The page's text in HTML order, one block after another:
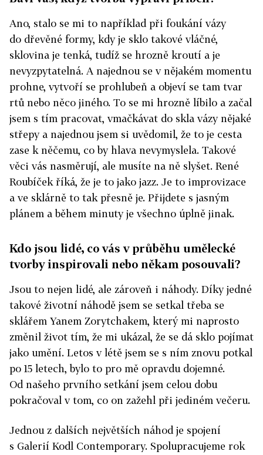
Ano, stalo se mi to například při foukání vázy
do dřevěné formy, kdy je sklo takové vláčné,
sklovina je tenká, tudíž se hrozně kroutí a je
nevyzpytatelná. A najednou se v nějakém momentu
prohne, vytvoří se prohlubeň a objeví se tam tvar
rtů nebo něco jiného. To se mi hrozně líbilo a začal
jsem s tím pracovat, vmačkávat do skla vázy nějaké
střepy a najednou jsem si uvědomil, že to je cesta
zase k něčemu, co by hlava nevymyslela. Takové
věci vás nasměrují, ale musíte na ně slyšet. René
Roubíček říká, že je to jako jazz. Je to improvizace
a ve sklárně to tak přesně je. Přijdete s jasným
plánem a během minuty je všechno úplně jinak.
Kdo jsou lidé, co vás v průběhu umělecké
tvorby inspirovali nebo někam posouvali?
Jsou to nejen lidé, ale zároveň i náhody. Díky jedné
takové životní náhodě jsem se setkal třeba se
sklářem Yanem Zorytchakem, který mi naprosto
změnil život tím, že mi ukázal, že se dá sklo pojímat
jako umění. Letos v létě jsem se s ním znovu potkal
po 15 letech, bylo to pro mě opravdu dojemné.
Od našeho prvního setkání jsem celou dobu
pokračoval v tom, co on zažehl při jediném večeru.
Jednou z dalších největších náhod je spojení
s Galerií Kodl Contemporary. Spolupracujeme rok